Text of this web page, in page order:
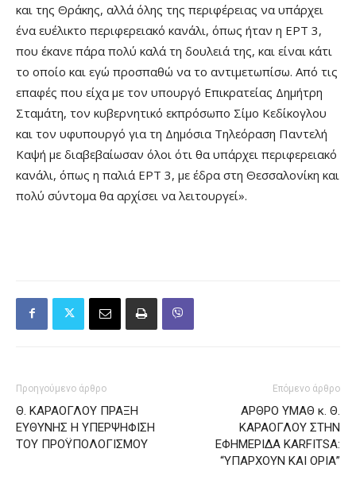
και της Θράκης, αλλά όλης της περιφέρειας να υπάρχει
ένα ευέλικτο περιφερειακό κανάλι, όπως ήταν η ΕΡΤ 3,
που έκανε πάρα πολύ καλά τη δουλειά της, και είναι κάτι
το οποίο και εγώ προσπαθώ να το αντιμετωπίσω. Από τις
επαφές που είχα με τον υπουργό Επικρατείας Δημήτρη
Σταμάτη, τον κυβερνητικό εκπρόσωπο Σίμο Κεδίκογλου
και τον υφυπουργό για τη Δημόσια Τηλεόραση Παντελή
Καψή με διαβεβαίωσαν όλοι ότι θα υπάρχει περιφερειακό
κανάλι, όπως η παλιά ΕΡΤ 3, με έδρα στη Θεσσαλονίκη και
πολύ σύντομα θα αρχίσει να λειτουργεί».
Προηγούμενο άρθρο
Θ. ΚΑΡΑΟΓΛΟΥ ΠΡΑΞΗ
ΕΥΘΥΝΗΣ Η ΥΠΕΡΨΗΦΙΣΗ
ΤΟΥ ΠΡΟΫΠΟΛΟΓΙΣΜΟΥ
Επόμενο άρθρο
ΑΡΘΡΟ ΥΜΑΘ κ. Θ.
ΚΑΡΑΟΓΛΟΥ ΣΤΗΝ
ΕΦΗΜΕΡΙΔΑ KARFITSA:
“ΥΠΑΡΧΟΥΝ ΚΑΙ ΟΡΙΑ”